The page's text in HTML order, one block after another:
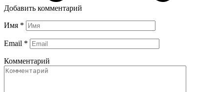
Добавить комментарий
Имя *
Email *
Комментарий